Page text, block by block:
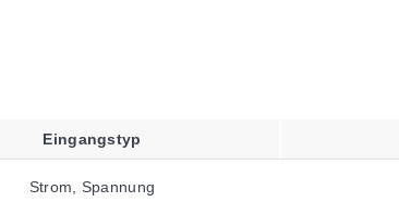
Eingangstyp
Strom, Spannung